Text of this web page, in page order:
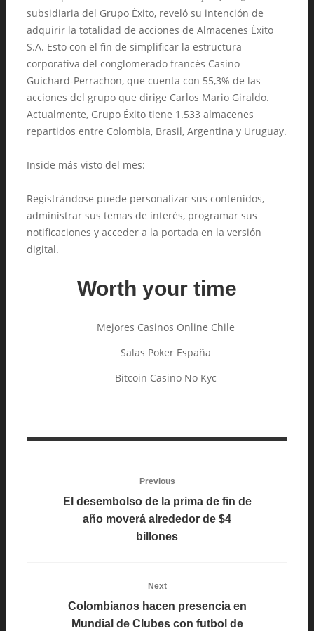
subsidiaria del Grupo Éxito, reveló su intención de
adquirir la totalidad de acciones de Almacenes Éxito
S.A. Esto con el fin de simplificar la estructura
corporativa del conglomerado francés Casino
Guichard-Perrachon, que cuenta con 55,3% de las
acciones del grupo que dirige Carlos Mario Giraldo.
Actualmente, Grupo Éxito tiene 1.533 almacenes
repartidos entre Colombia, Brasil, Argentina y Uruguay.
Inside más visto del mes:
Registrándose puede personalizar sus contenidos,
administrar sus temas de interés, programar sus
notificaciones y acceder a la portada en la versión
digital.
Worth your time
Mejores Casinos Online Chile
Salas Poker España
Bitcoin Casino No Kyc
Previous
El desembolso de la prima de fin de
año moverá alrededor de $4
billones
Next
Colombianos hacen presencia en
Mundial de Clubes con futbol de